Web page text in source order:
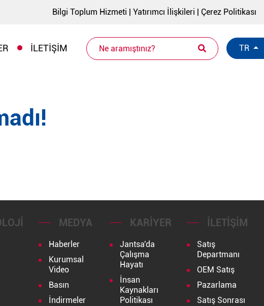
Bilgi Toplum Hizmeti | Yatırımcı İlişkileri | Çerez Politikası
İLETIŞIM TR
MEDYA
Haberler
Kurumsal
Video
Basın
İndirmeler
KARIYER
Jantsa'da
Çalışma
Hayatı
İnsan
Kaynakları
Politikası
İLETIŞIM
Satış
Departmanı
OEM Satış
Pazarlama
Satış Sonrası